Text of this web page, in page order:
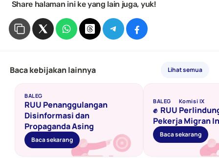
Share halaman ini ke yang lain juga, yuk!
Baca kebijakan lainnya Lihat semua
BALEG
RUU Penanggulangan
Disinformasi dan
Propaganda Asing
Baca sekarang
BALEG Komisi IX
✊  RUU
Pekerja Migran
Baca sekarang